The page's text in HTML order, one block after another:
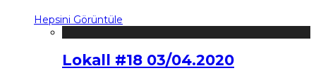
Hepsini Görüntüle
Lokall #18 03/04.2020